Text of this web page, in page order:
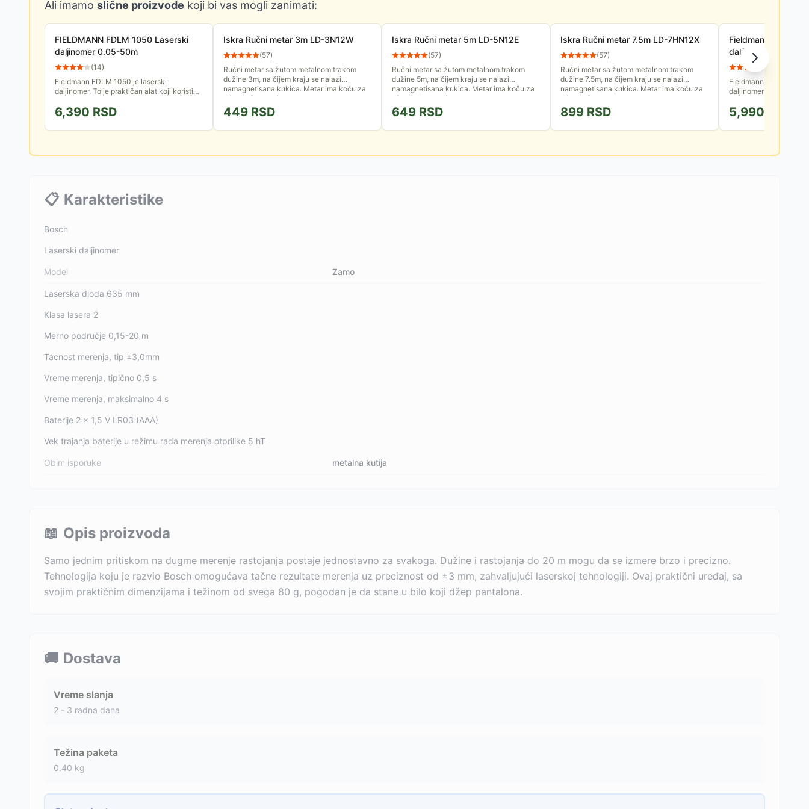
Ali imamo slične proizvode koji bi vas mogli zanimati:
FIELDMANN FDLM 1050 Laserski
daljinomer 0.05-50m
(14)
Fieldmann FDLM 1050 je laserski
daljinomer. To je praktičan alat koji koristi
udaljenosti. Ovaj uređaj je...
6,390 RSD
Iskra Ručni metar 3m LD-3N12W
(57)
Ručni metar sa žutom metalnom trakom
dužine 3m, na čijem kraju se nalazi
namagnetisana kukica. Metar ima koču za
džep i uže za ruku.
449 RSD
Iskra Ručni metar 5m LD-5N12E
(57)
Ručni metar sa žutom metalnom trakom
dužine 5m, na čijem kraju se nalazi
namagnetisana kukica. Metar ima koču za
džep i uže za ruku.
649 RSD
Iskra Ručni metar 7.5m LD-7HN12X
(57)
Ručni metar sa žutom metalnom trakom
dužine 7.5m, na čijem kraju se nalazi
namagnetisana kukica. Metar ima koču za
džep i uže za ruku.
899 RSD
Fieldmann FDLM
daljinomer 0.2-40m
(
Fieldmann FDLM
daljinomer za precizno
jednostavan za...
5,990
📋 Karakteristike
Bosch
Laserski daljinomer
Model Zamo
Laserska dioda 635 mm
Klasa lasera 2
Merno područje 0,15-20 m
Tacnost merenja, tip ±3,0mm
Vreme merenja, tipično 0,5 s
Vreme merenja, maksimalno 4 s
Baterije 2 x 1,5 V LR03 (AAA)
Vek trajanja baterije u režimu rada merenja otprilike 5 hT
Obim isporuke metalna kutija
📖 Opis proizvoda
Samo jednim pritiskom na dugme merenje rastojanja postaje jednostavno za svakoga. Dužine i rastojanja do 20 m mogu da se izmere brzo i precizno.
Tehnologija koju je razvio Bosch omogućava tačne rezultate merenja uz preciznost od ±3 mm, zahvaljujući laserskoj tehnologiji. Ovaj praktični uređaj, sa
svojim praktičnim dimenzijama i težinom od svega 80 g, pogodan je da stane u bilo koji džep pantalona.
🚚 Dostava
Vreme slanja
2 - 3 radna dana
Težina paketa
0.40 kg